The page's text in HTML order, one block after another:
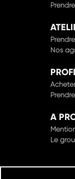
Nos
A
Le